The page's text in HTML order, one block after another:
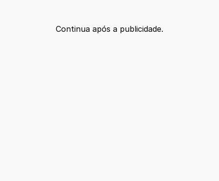
Continua após a publicidade.